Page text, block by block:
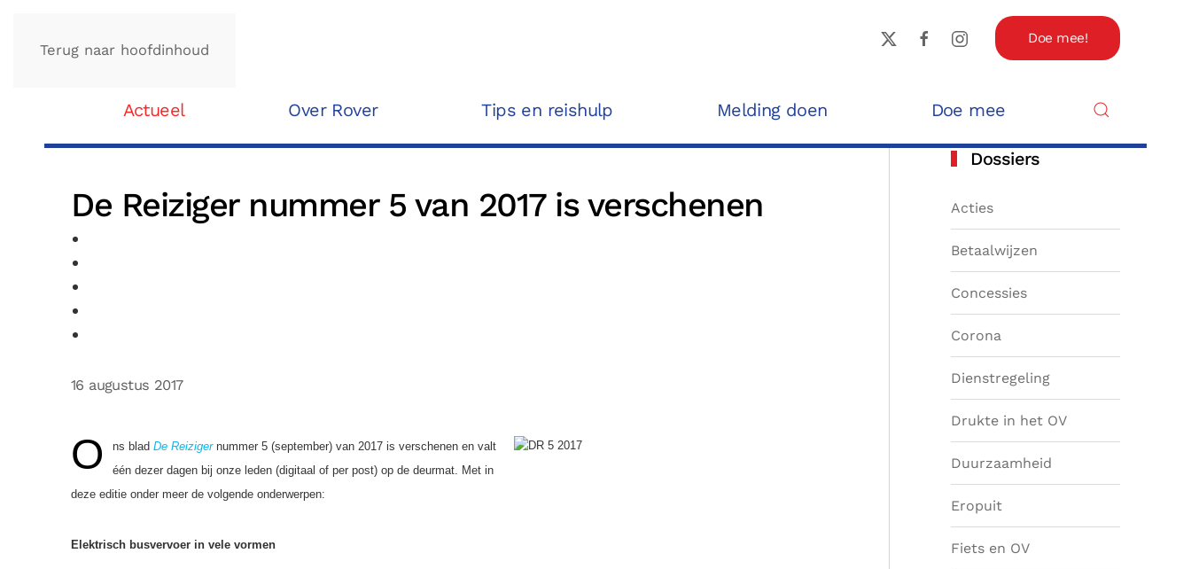
Terug naar hoofdinhoud
Doe mee!
Actueel Over Rover Tips en reishulp Melding doen Doe mee
De Reiziger nummer 5 van 2017 is verschenen
16 augustus 2017
O ns blad De Reizigernummer 5 (september) van 2017 is verschenen en valt
één dezer dagen bij onze leden (digitaal of per post) op de deurmat. Met in
deze editie onder meer de volgende onderwerpen:
Elektrisch busvervoer in vele vormen
Dossiers
Acties
Betaalwijzen
Concessies
Corona
Dienstregeling
Drukte in het OV
Duurzaamheid
Eropuit
Fiets en OV